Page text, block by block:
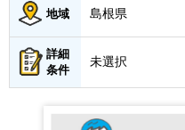
地域 島根県
詳細
条件
未選択